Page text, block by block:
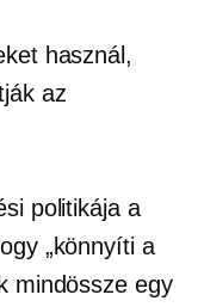
használ,
az
politikája a
„könnyíti a
mindössze egy